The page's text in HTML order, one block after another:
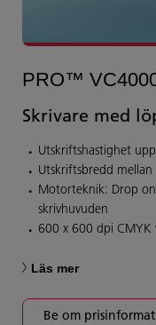
PRO™
Skrivare med
Utskriftshastighet
Utskriftsbredd
Motorteknik: Drop
skrivhuvuden
600 x 600 dpi
Läs mer
Be om